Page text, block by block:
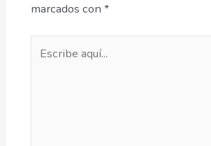
marcados con *
aquí...